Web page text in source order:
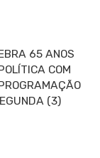
65 ANOS
COM
(3)